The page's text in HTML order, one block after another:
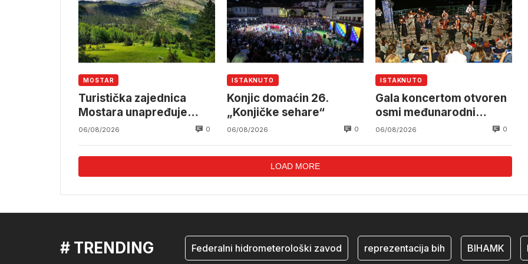
MOSTAR
Turistička zajednica
Mostara unapređuje
infrastrukturu na Ruištu
06/08/2026 0
ISTAKNUTO
Konjic domaćin 26.
„Konjičke sehare“
06/08/2026 0
ISTAKNUTO
Gala koncertom otvoren
osmi međunarodni
festival
06/08/2026 0
LOAD MORE
# TRENDING
mostar Federalni hidrometerološki zavod reprezentacija bih BIHAMK